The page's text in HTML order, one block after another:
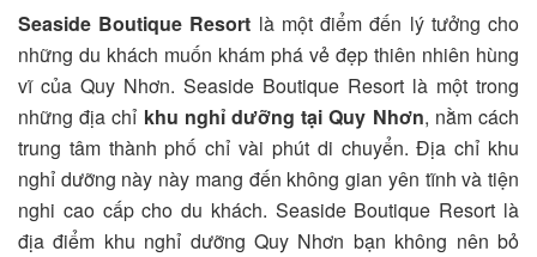
Seaside Boutique Resort là một điểm đến lý tưởng cho
những du khách muốn khám phá vẻ đẹp thiên nhiên hùng
vĩ của Quy Nhơn. Seaside Boutique Resort là một trong
những địa chỉ khu nghỉ dưỡng tại Quy Nhơn, nằm cách
trung tâm thành phố chỉ vài phút di chuyển. Địa chỉ khu
nghỉ dưỡng này này mang đến không gian yên tĩnh và tiện
nghi cao cấp cho du khách. Seaside Boutique Resort là
địa điểm khu nghỉ dưỡng Quy Nhơn bạn không nên bỏ